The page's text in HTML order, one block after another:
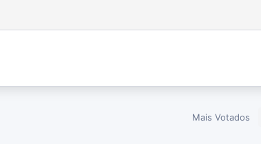
Mais Votados